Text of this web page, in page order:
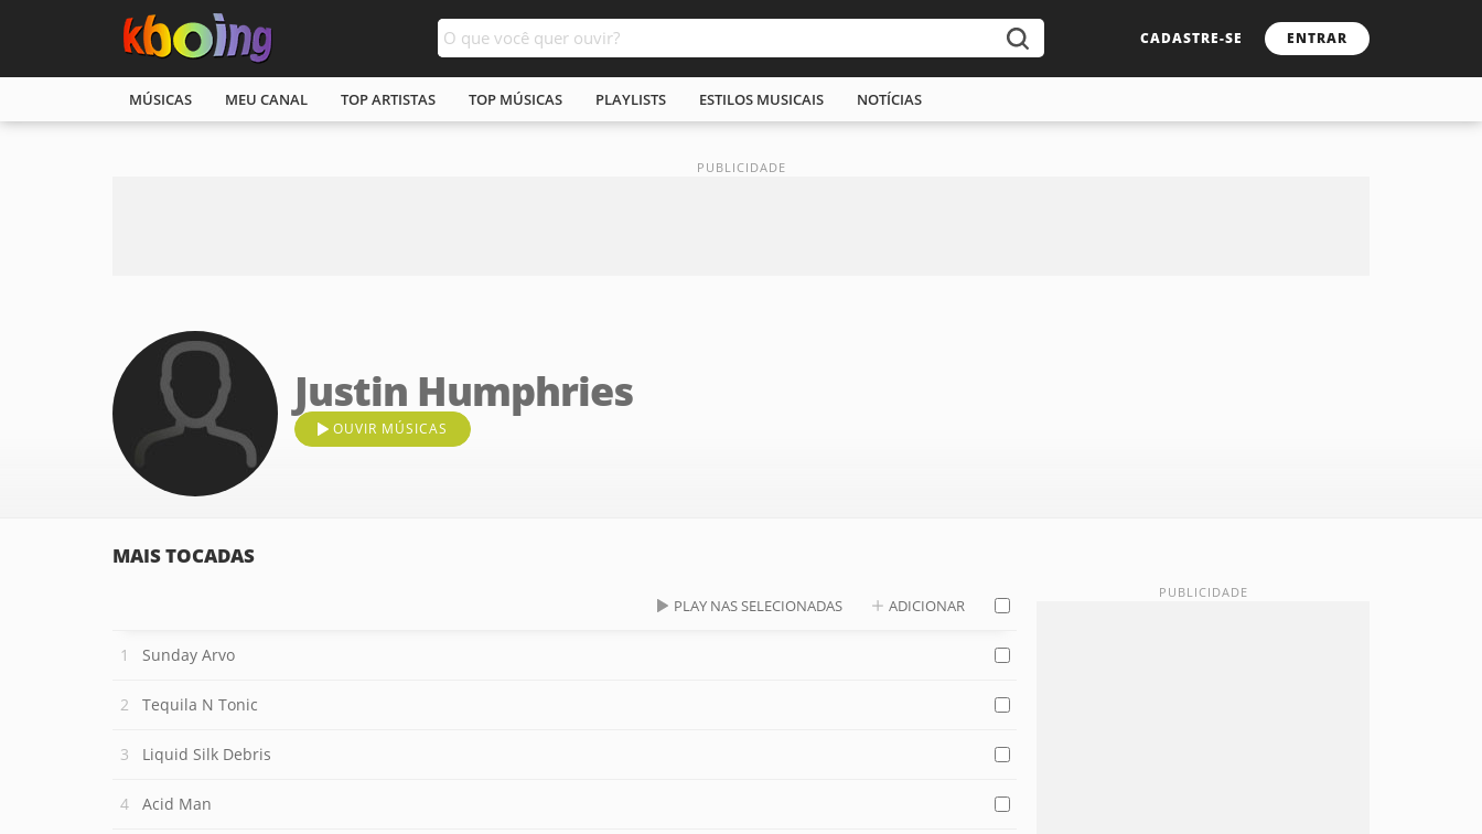
CADASTRE-SE ENTRAR
MÚSICAS MEU CANAL TOP ARTISTAS TOP MÚSICAS PLAYLISTS ESTILOS MUSICAIS NOTÍCIAS
Justin Humphries
OUVIR MÚSICAS
MAIS TOCADAS
PLAY NAS SELECIONADAS ADICIONAR
Sunday Arvo
Tequila N Tonic
Liquid Silk Debris
Acid Man